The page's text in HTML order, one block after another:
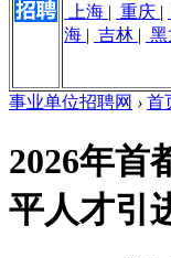
上海 | 重庆 |
海 | 吉林 | 黑
事业单位招聘网 › 首
2026年首
平人才引